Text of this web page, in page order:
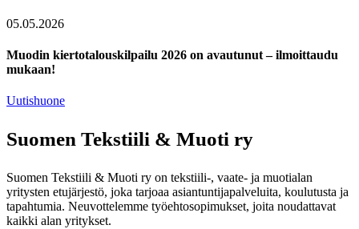
05.05.2026
Muodin kiertotalouskilpailu 2026 on avautunut – ilmoittaudu
mukaan!
Uutishuone
Suomen Tekstiili & Muoti ry
Suomen Tekstiili & Muoti ry on tekstiili-, vaate- ja muotialan
yritysten etujärjestö, joka tarjoaa asiantuntijapalveluita, koulutusta ja
tapahtumia. Neuvottelemme työehtosopimukset, joita noudattavat
kaikki alan yritykset.